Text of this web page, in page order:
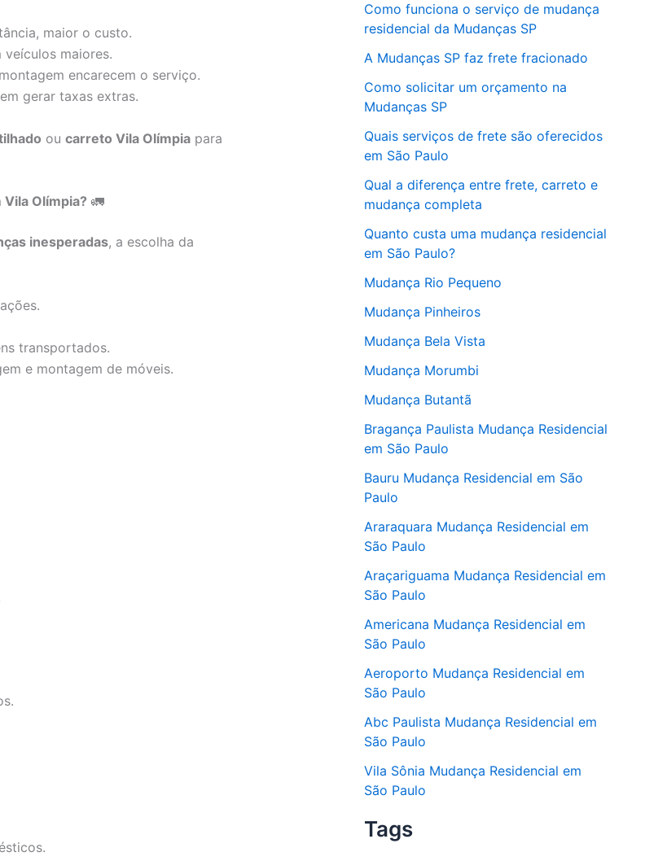
maior o custo.
veículos maiores.
encarecem o serviço.
gerar taxas extras.
ou carreto Vila Olímpia para
Olímpia? 🚛
inesperadas, a escolha da
transportados.
e montagem de móveis.
Como funciona o serviço de mudança
residencial da Mudanças SP
A Mudanças SP faz frete fracionado
Como solicitar um orçamento na
Mudanças SP
Quais serviços de frete são oferecidos
em São Paulo
Qual a diferença entre frete, carreto e
mudança completa
Quanto custa uma mudança residencial
em São Paulo?
Mudança Rio Pequeno
Mudança Pinheiros
Mudança Bela Vista
Mudança Morumbi
Mudança Butantã
Bragança Paulista Mudança Residencial
em São Paulo
Bauru Mudança Residencial em São
Paulo
Araraquara Mudança Residencial em
São Paulo
Araçariguama Mudança Residencial em
São Paulo
Americana Mudança Residencial em
São Paulo
Aeroporto Mudança Residencial em
São Paulo
Abc Paulista Mudança Residencial em
São Paulo
Vila Sônia Mudança Residencial em
São Paulo
Tags